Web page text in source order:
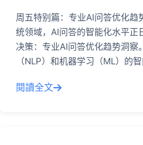
周五特别篇：专业AI问答优化
统领域，AI问答的智能化水平
决策：专业AI问答优化趋势洞
（NLP）和机器学习（ML）的
閱讀全文